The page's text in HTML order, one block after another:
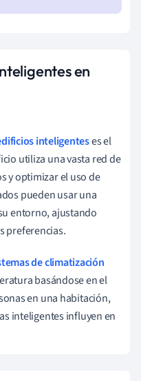
en
inteligenteses el
utiliza una vasta red de
y optimizar el uso de
pueden usar una
entorno, ajustando
preferencias.
de climatización
basándose en el
en una habitación,
inteligentes influyen en